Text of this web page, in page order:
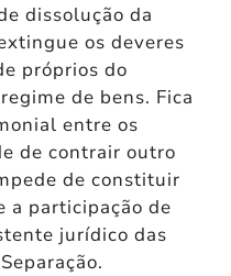
dissolução da
os deveres
próprios do
de bens. Fica
entre os
de contrair outro
de constituir
a participação de
jurídico das